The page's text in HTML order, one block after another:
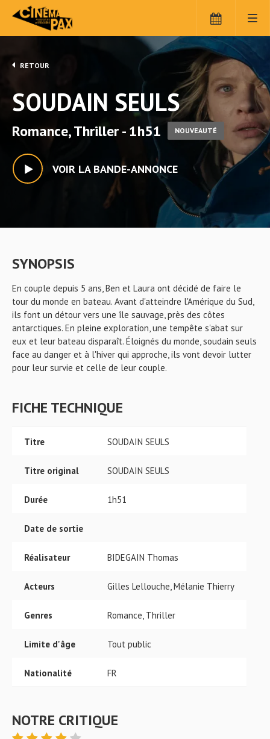
RETOUR
SOUDAIN SEULS
Romance, Thriller - 1h51 NOUVEAUTÉ
VOIR LA BANDE-ANNONCE
SYNOPSIS
En couple depuis 5 ans, Ben et Laura ont décidé de faire le
tour du monde en bateau. Avant d'atteindre l'Amérique du Sud,
ils font un détour vers une île sauvage, près des côtes
antarctiques. En pleine exploration, une tempête s'abat sur
eux et leur bateau disparaît. Éloignés du monde, soudain seuls
face au danger et à l'hiver qui approche, ils vont devoir lutter
pour leur survie et celle de leur couple.
FICHE TECHNIQUE
Titre SOUDAIN SEULS
Titre original SOUDAIN SEULS
Durée 1h51
Date de sortie
Réalisateur BIDEGAIN Thomas
Acteurs Gilles Lellouche, Mélanie Thierry
Genres Romance, Thriller
Limite d'âge Tout public
Nationalité FR
NOTRE CRITIQUE